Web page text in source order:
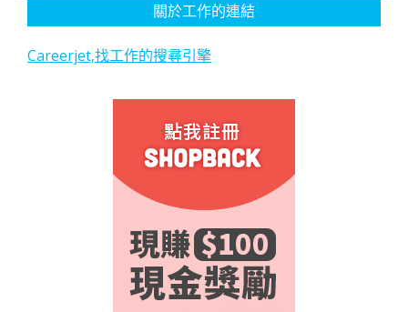
關於工作的連結
Careerjet,找工作的搜尋引擎